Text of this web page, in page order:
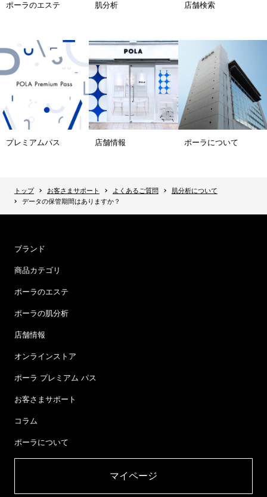
ポーラのエステ 肌分析 店舗検索
プレミアムパス 店舗情報 ポーラについて
トップ お客さまサポート よくあるご質問
肌分析について
データの保管期間はありますか？
ブランド
商品カテゴリ
ポーラのエステ
ポーラの肌分析
店舗情報
オンラインストア
ポーラ プレミアム パス
お客さまサポート
コラム
ポーラについて
マイページ​